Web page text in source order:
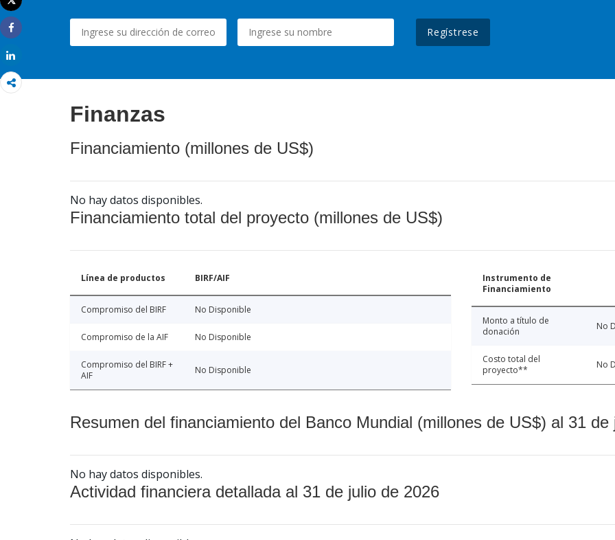
Imprimir
Share
Regístrese
Finanzas
Financiamiento (millones de US$)
No hay datos disponibles.
Financiamiento total del proyecto (millones de US$)
Línea de productos BIRF/AIF
Compromiso del BIRF No Disponible
Compromiso de la AIF No Disponible
Compromiso del BIRF +
AIF
No Disponible
Instrumento de
Financiamiento
Monto a título de
donación
No
Costo total del
proyecto**
No
Resumen del financiamiento del Banco Mundial (millones de US$) al 31 de
No hay datos disponibles.
Actividad financiera detallada al 31 de julio de 2026